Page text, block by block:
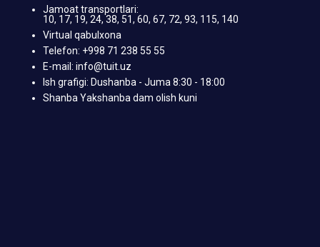
Jamoat transportlari:
10, 17, 19, 24, 38, 51, 60, 67, 72, 93, 115, 140
Virtual qabulxona
Telefon: +998 71 238 55 55
E-mail: info@tuit.uz
Ish grafigi: Dushanba - Juma 8:30 - 18:00
Shanba Yakshanba dam olish kuni